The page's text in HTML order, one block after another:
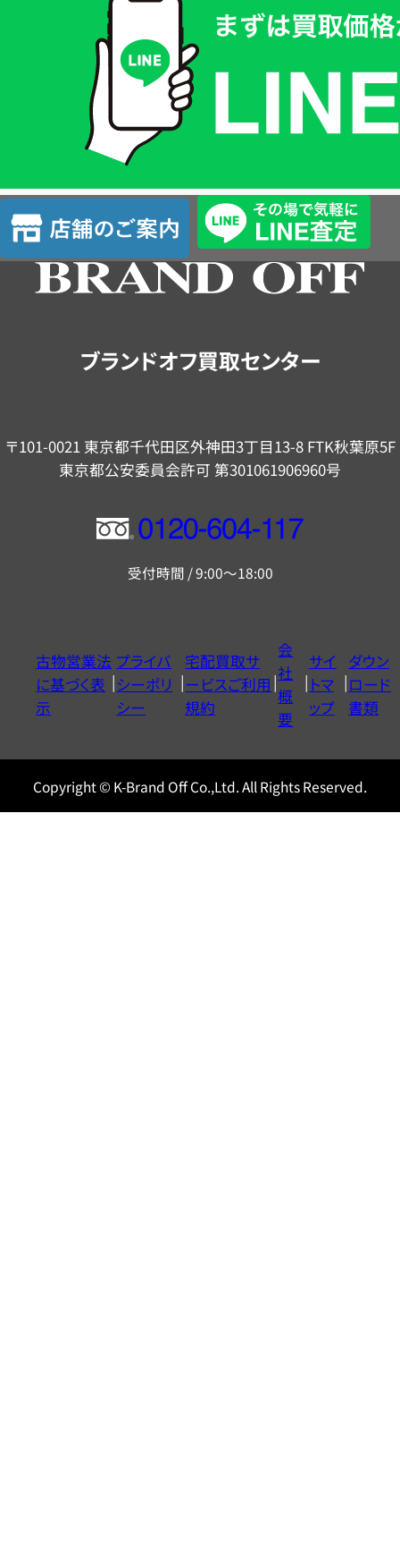
査
定
店
舗
の
ブランドオフ買取センター
〒101-0021 東京都千代田区外神田3丁目13-8 FTK秋葉原5F
東京都公安委員会許可 第301061906960号
フ
ー
ヤ
ル
0120604117
受付時間 / 9:00～18:00
古物営業法
に基づく表
示
プライバ
シーポリ
シー
宅配買取サ
ービスご利用
規約
会
社
概
要
サイ
トマ
ップ
ダウン
ロード
書類
Copyright © K-Brand Off Co.,Ltd. All Rights Reserved.